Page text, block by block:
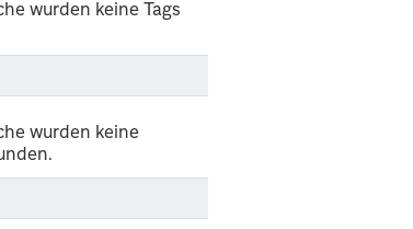
wurden keine Tags
wurden keine